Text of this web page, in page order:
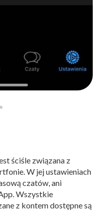
ściśle związana z
W jej ustawieniach
czatów, ani
Wszystkie
z kontem dostępne są